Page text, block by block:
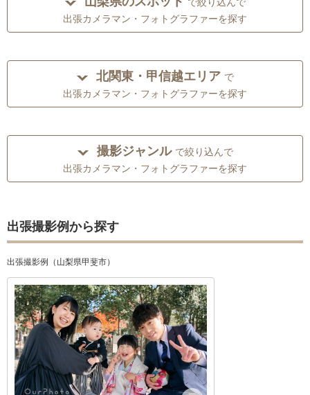
で絞り込んで
出張カメラマン・フォトグラファーを探す
北関東・甲信越エリア で
出張カメラマン・フォトグラファーを探す
撮影ジャンル で絞り込んで
出張カメラマン・フォトグラファーを探す
出張撮影例から探す
出張撮影例（山梨県甲斐市）